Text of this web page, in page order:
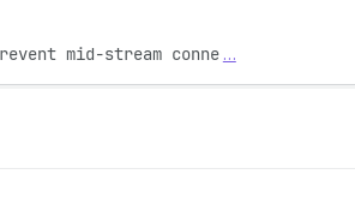
mid-stream conne …